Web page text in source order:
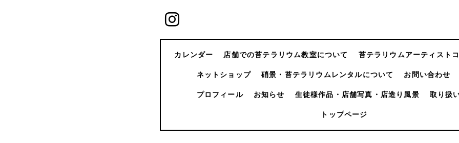
カレンダー 店舗での苔テラリウム教室について 苔テラリウムアーティスト
ネットショップ 硝景・苔テラリウムレンタルについて お問い合わせ
プロフィール お知らせ 生徒様作品・店舗写真・店造り風景 取り扱
トップページ